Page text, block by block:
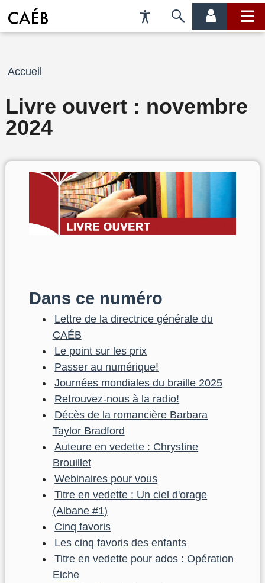
Préférences
d'accessibilité
Passer
menu
menu
Fil
Accueil
Livre ouvert : novembre
2024
Dans ce numéro
Lettre de la directrice générale du
CAÉB
Le point sur les prix
Passer au numérique!
Journées mondiales du braille 2025
Retrouvez-nous à la radio!
Décès de la romancière Barbara
Taylor Bradford
Auteure en vedette : Chrystine
Brouillet
Webinaires pour vous
Titre en vedette : Un ciel d'orage
(Albane #1)
Cinq favoris
Les cinq favoris des enfants
Titre en vedette pour ados : Opération
Eiche